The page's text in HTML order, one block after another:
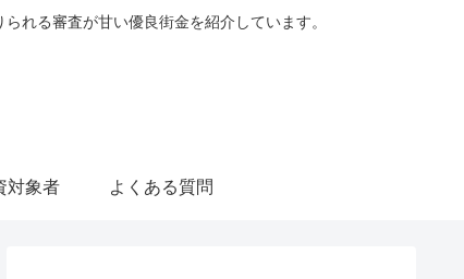
れる審査が甘い優良街金を紹介しています。
対象者 よくある質問